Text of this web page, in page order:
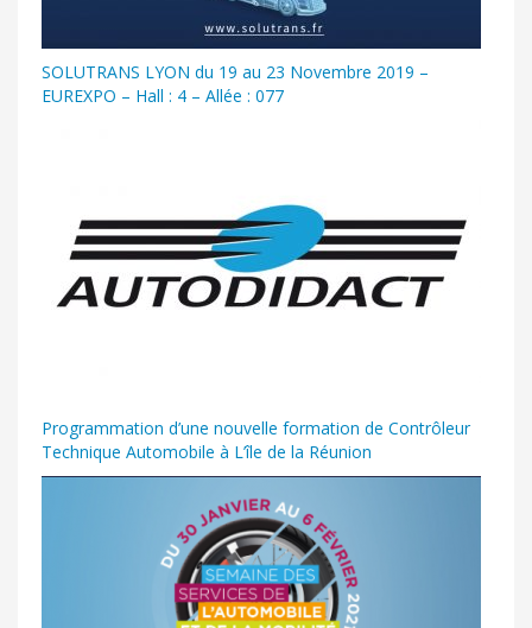
SOLUTRANS LYON du 19 au 23 Novembre 2019 –
EUREXPO – Hall : 4 – Allée : 077
Programmation d’une nouvelle formation de Contrôleur
Technique Automobile à L’île de la Réunion